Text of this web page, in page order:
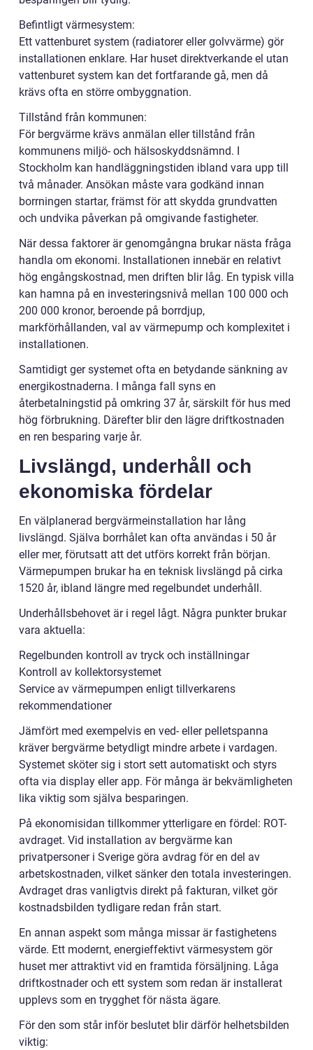
Befintligt värmesystem:
Ett vattenburet system (radiatorer eller golvvärme) gör
installationen enklare. Har huset direktverkande el utan
vattenburet system kan det fortfarande gå, men då
krävs ofta en större ombyggnation.
Tillstånd från kommunen:
För bergvärme krävs anmälan eller tillstånd från
kommunens miljö- och hälsoskyddsnämnd. I
Stockholm kan handläggningstiden ibland vara upp till
två månader. Ansökan måste vara godkänd innan
borrningen startar, främst för att skydda grundvatten
och undvika påverkan på omgivande fastigheter.
När dessa faktorer är genomgångna brukar nästa fråga
handla om ekonomi. Installationen innebär en relativt
hög engångskostnad, men driften blir låg. En typisk villa
kan hamna på en investeringsnivå mellan 100 000 och
200 000 kronor, beroende på borrdjup,
markförhållanden, val av värmepump och komplexitet i
installationen.
Samtidigt ger systemet ofta en betydande sänkning av
energikostnaderna. I många fall syns en
återbetalningstid på omkring 37 år, särskilt för hus med
hög förbrukning. Därefter blir den lägre driftkostnaden
en ren besparing varje år.
Livslängd, underhåll och
ekonomiska fördelar
En välplanerad bergvärmeinstallation har lång
livslängd. Själva borrhålet kan ofta användas i 50 år
eller mer, förutsatt att det utförs korrekt från början.
Värmepumpen brukar ha en teknisk livslängd på cirka
1520 år, ibland längre med regelbundet underhåll.
Underhållsbehovet är i regel lågt. Några punkter brukar
vara aktuella:
Regelbunden kontroll av tryck och inställningar
Kontroll av kollektorsystemet
Service av värmepumpen enligt tillverkarens
rekommendationer
Jämfört med exempelvis en ved- eller pelletspanna
kräver bergvärme betydligt mindre arbete i vardagen.
Systemet sköter sig i stort sett automatiskt och styrs
ofta via display eller app. För många är bekvämligheten
lika viktig som själva besparingen.
På ekonomisidan tillkommer ytterligare en fördel: ROT-
avdraget. Vid installation av bergvärme kan
privatpersoner i Sverige göra avdrag för en del av
arbetskostnaden, vilket sänker den totala investeringen.
Avdraget dras vanligtvis direkt på fakturan, vilket gör
kostnadsbilden tydligare redan från start.
En annan aspekt som många missar är fastighetens
värde. Ett modernt, energieffektivt värmesystem gör
huset mer attraktivt vid en framtida försäljning. Låga
driftkostnader och ett system som redan är installerat
upplevs som en trygghet för nästa ägare.
För den som står inför beslutet blir därför helhetsbilden
viktig: